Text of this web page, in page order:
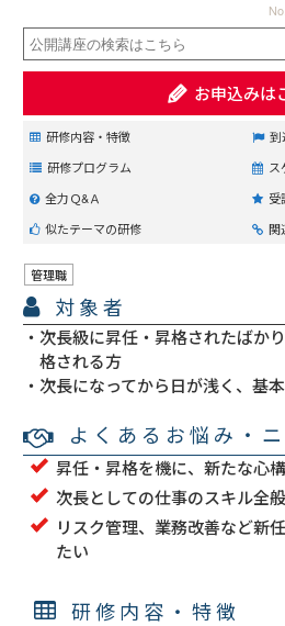
お申込みは
研修内容・特徴
到
研修プログラム
ス
全力Ｑ&Ａ
受
似たテーマの研修
関
対象者
管理職
次長級に昇任・昇格されたばか
格される方
次長になってから日が浅く、基
よくあるお悩み・
昇任・昇格を機に、新たな心
次長としての仕事のスキル全
リスク管理、業務改善など新
たい
研修内容・特徴